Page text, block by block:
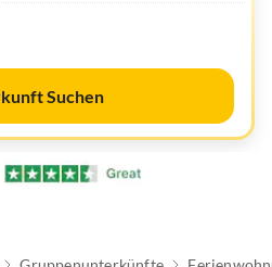
Suchen